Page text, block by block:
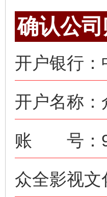
确认公司
开户银行
开户名称
账 号：
众全影视